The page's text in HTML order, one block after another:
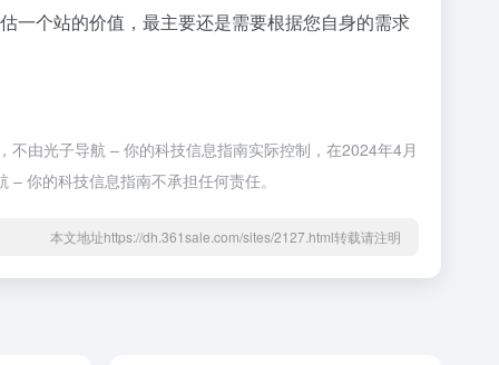
一个站的价值，最主要还是需要根据您自身的需求
由光子导航 – 你的科技信息指南实际控制，在2024年4月
你的科技信息指南不承担任何责任。
本文地址https://dh.361sale.com/sites/2127.html转载请注明